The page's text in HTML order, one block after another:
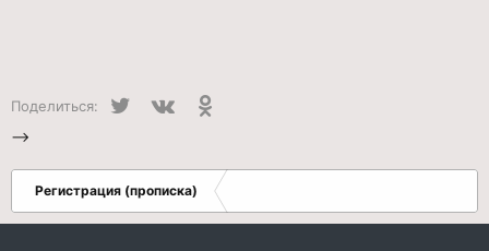
Поделиться: Twitter
-->
Регистрация (прописка)